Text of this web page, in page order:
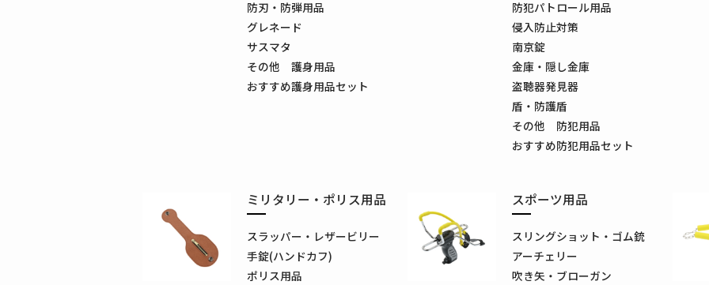
防刃・防弾用品
グレネード
サスマタ
その他 護身用品
おすすめ護身用品セット
防犯パトロール用品
侵入防止対策
南京錠
金庫・隠し金庫
盗聴器発見器
盾・防護盾
その他 防犯用品
おすすめ防犯用品セット
ミリタリー・ポリス用品
スラッパー・レザービリー
手錠(ハンドカフ)
ポリス用品
スポーツ用品
スリングショット・ゴム銃
アーチェリー
吹き矢・ブローガン